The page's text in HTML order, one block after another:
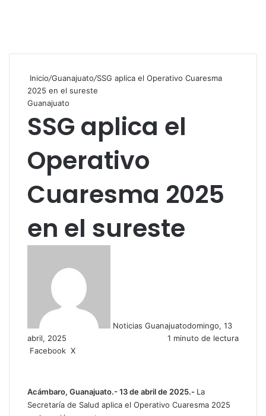
Inicio/Guanajuato/SSG aplica el Operativo Cuaresma
2025 en el sureste
Guanajuato
SSG aplica el
Operativo
Cuaresma 2025
en el sureste
Noticias Guanajuatodomingo, 13
abril, 2025
1 minuto de lectura
Facebook X
s
a
Acámbaro, Guanajuato.- 13de abril de 2025.- La
Secretaría de Salud aplica el Operativo Cuaresma 2025